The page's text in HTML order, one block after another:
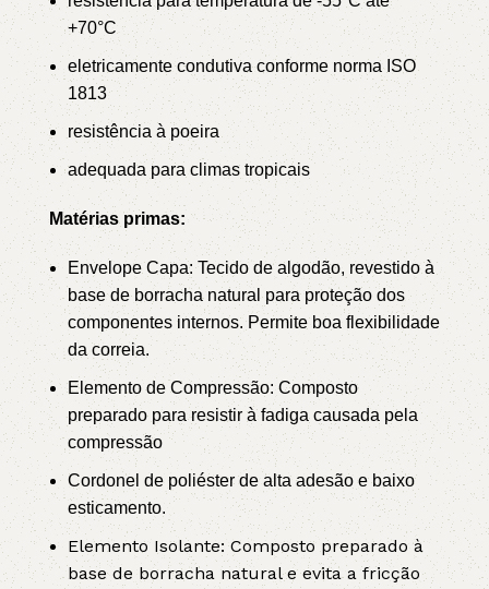
+70°C
eletricamente condutiva conforme norma ISO
1813
resistência à poeira
adequada para climas tropicais
Matérias primas:
Envelope Capa: Tecido de algodão, revestido à
base de borracha natural para proteção dos
componentes internos. Permite boa flexibilidade
da correia.
Elemento de Compressão: Composto
preparado para resistir à fadiga causada pela
compressão
Cordonel de poliéster de alta adesão e baixo
esticamento.
Elemento Isolante: Composto preparado à
base de borracha natural e evita a fricção